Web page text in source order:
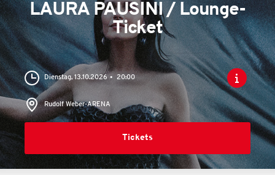
LAURA PAUSINI / Lounge-
Ticket
Dienstag, 13.10.2026 20:00
Rudolf Weber-ARENA
Tickets